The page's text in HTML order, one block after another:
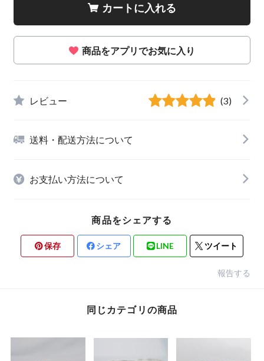
カートに入れる
商品をアプリでお気に入り
レビュー (3)
送料・配送方法について
お支払い方法について
商品をシェアする
保存 シェア LINE ツイート
報告する
同じカテゴリの商品